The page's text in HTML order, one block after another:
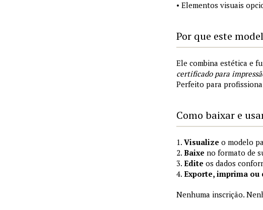
• Elementos visuais
Por que este
Ele combina estética e
certificado para
Perfeito para
Como baixar e
1. Visualize o modelo
2. Baixe no formato de
3. Edite os dados
4. Exporte, imprima ou
Nenhuma inscrição.